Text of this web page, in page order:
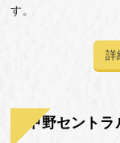
す。
詳
中野セント